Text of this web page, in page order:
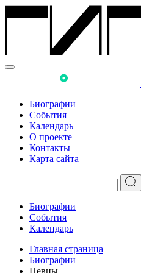
Биографии
События
Календарь
О проекте
Контакты
Карта сайта
Биографии
События
Календарь
Главная страница
Биографии
Певцы